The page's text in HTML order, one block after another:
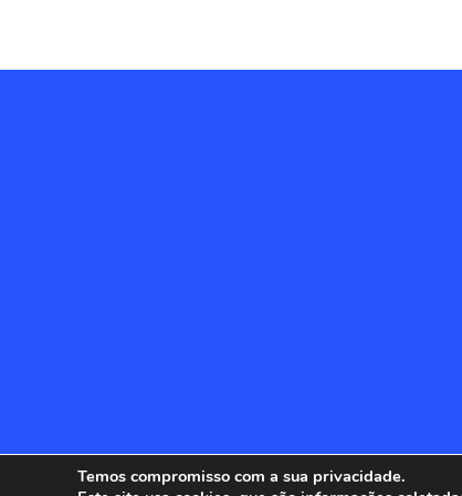
Temos compromisso com a sua privacidade.